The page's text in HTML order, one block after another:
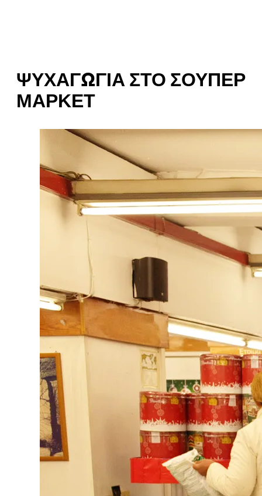
ΨΥΧΑΓΩΓΊΑ ΣΤΟ ΣΟΎΠΕΡ
ΜΆΡΚΕΤ